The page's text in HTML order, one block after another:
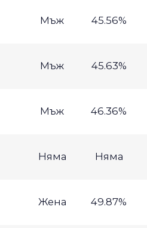
Мъж 45.56%
Мъж 45.63%
Мъж 46.36%
Няма Няма
Жена 49.87%